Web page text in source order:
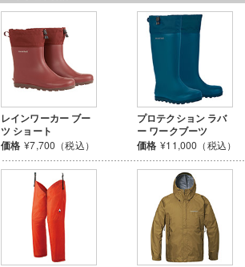
レインワーカー ブー
ツ ショート
価格 ¥7,700（税込）
プロテクション ラバ
ー ワークブーツ
価格 ¥11,000（税込）